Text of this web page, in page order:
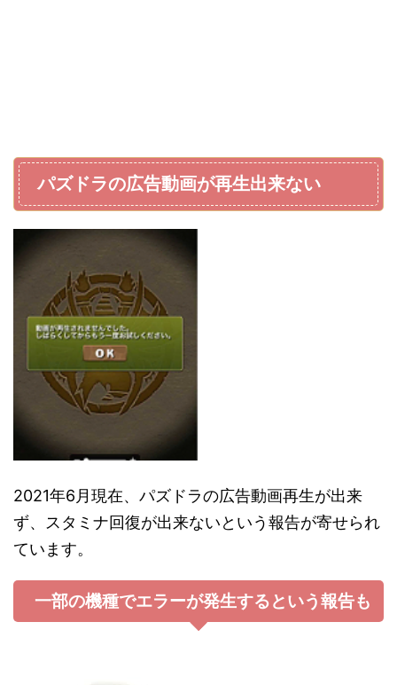
パズドラの広告動画が再生出来ない
2021年6月現在、パズドラの広告動画再生が出来
ず、スタミナ回復が出来ないという報告が寄せられ
ています。
一部の機種でエラーが発生するという報告も